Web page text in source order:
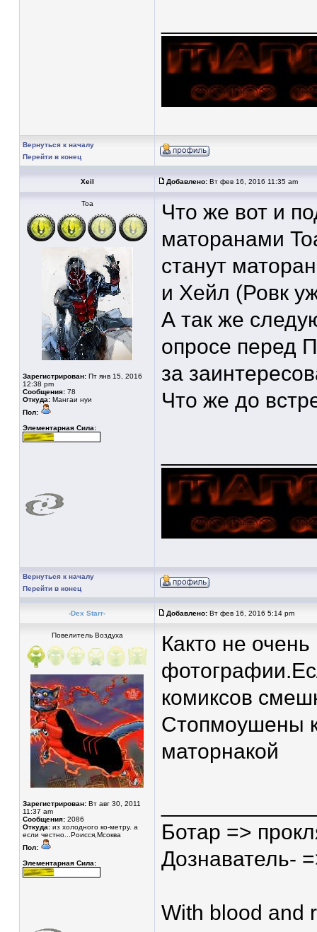
Вернуться к началу
Перейти в конец
Xeil Добавлено: Вт фев 16, 2016 11:35 am
Тоа
Зарегистрирован: Пт янв 15, 2016
12:38 pm
Сообщения: 78
Откуда: Мангаи нуи
Пол:
Элементарная Сила:
Что же вот и
маторанами
станут
и Хейл (Ровк
А так же
опросе перед
за
Что же до
Вернуться к началу
Перейти в конец
-Dex Starr- Добавлено: Вт фев 16, 2016 5:14 pm
Повелитель Воздуха
Зарегистрирован: Вт авг 30, 2011
11:37 am
Сообщения: 2086
Откуда: из холодного ко-метру. а
если честно...Роисся,Мсоква
Пол:
Элементарная Сила:
Както не
комиксов
Стопмоушены
маторнакой
Ботар =>
Дознаватель-
With blood and